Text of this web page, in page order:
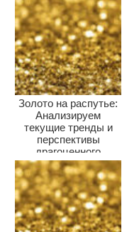
Золото на распутье:
Анализируем
текущие тренды и
перспективы
драгоценного
металла